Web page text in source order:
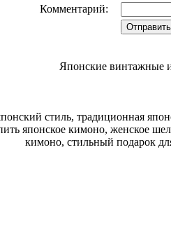
Комментарий:
Японские винтажные
стиль, традиционная
японское кимоно, женское
кимоно, стильный подарок